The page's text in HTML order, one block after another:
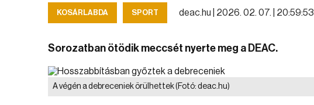
KOSÁRLABDA SPORT deac.hu | 2026. 02. 07. | 20:59:53
Sorozatban ötödik meccsét nyerte meg a DEAC.
A végén a debreceniek örülhettek(Fotó: deac.hu)